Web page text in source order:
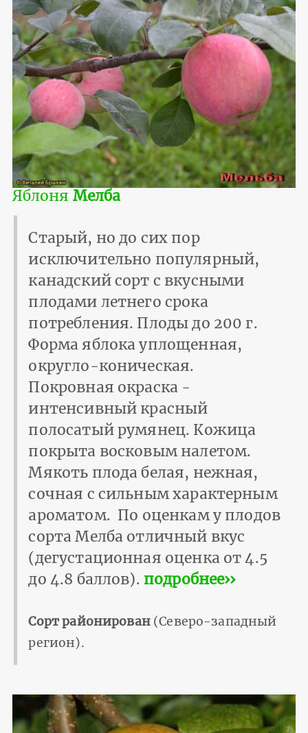
Яблоня Мелба
Старый, но до сих пор
исключительно популярный,
канадский сорт с вкусными
плодами летнего срока
потребления. Плоды до 200 г.
Форма яблока уплощенная,
округло-коническая.
Покровная окраска -
интенсивный красный
полосатый румянец. Кожица
покрыта восковым налетом.
Мякоть плода белая, нежная,
сочная с сильным характерным
ароматом. По оценкам у плодов
сорта Мелба отличный вкус
(дегустационная оценка от 4.5
до 4.8 баллов). подробнее››
Сорт районирован(Северо-западный
регион).